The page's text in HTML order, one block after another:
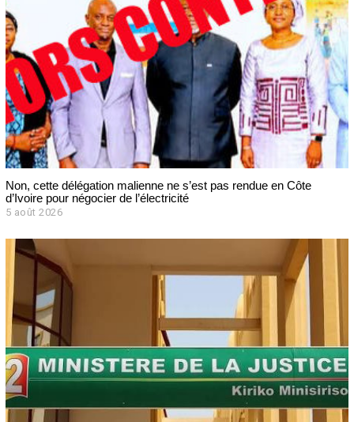
Non, cette délégation malienne ne s’est pas rendue en Côte
d’Ivoire pour négocier de l’électricité
5 août 2026